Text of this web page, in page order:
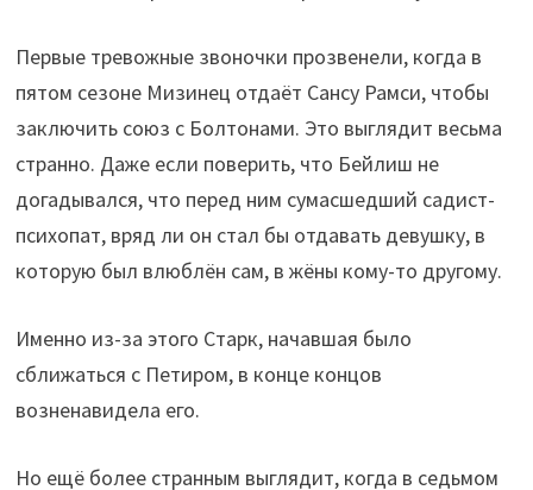
Первые тревожные звоночки прозвенели, когда в
пятом сезоне Мизинец отдаёт Сансу Рамси, чтобы
заключить союз с Болтонами. Это выглядит весьма
странно. Даже если поверить, что Бейлиш не
догадывался, что перед ним сумасшедший садист-
психопат, вряд ли он стал бы отдавать девушку, в
которую был влюблён сам, в жёны кому-то другому.
Именно из-за этого Старк, начавшая было
сближаться с Петиром, в конце концов
возненавидела его.
Но ещё более странным выглядит, когда в седьмом